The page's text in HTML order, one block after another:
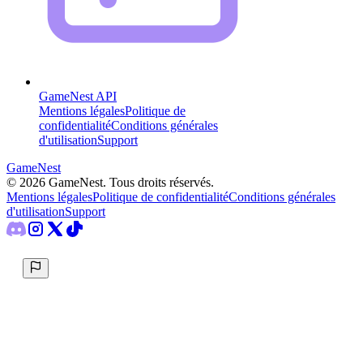
GameNest API
Mentions légalesPolitique de
confidentialitéConditions générales
d'utilisationSupport
GameNest
© 2026 GameNest. Tous droits réservés.
Mentions légalesPolitique de confidentialitéConditions générales
d'utilisationSupport